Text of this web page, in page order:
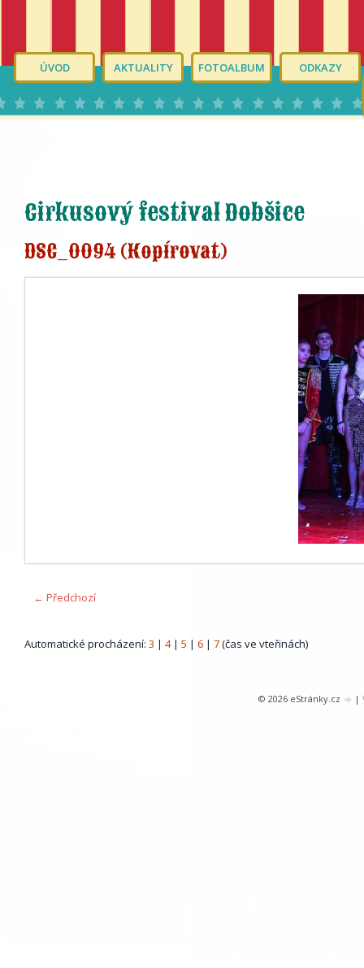
ÚVOD AKTUALITY FOTOALBUM ODKAZY
Cirkusový festival Dobšice
DSC_0094 (Kopírovat)
← Předchozí
Automatické procházení: 3 | 4| 5 | 6 | 7(čas ve vteřinách)
© 2026 eStránky.cz |